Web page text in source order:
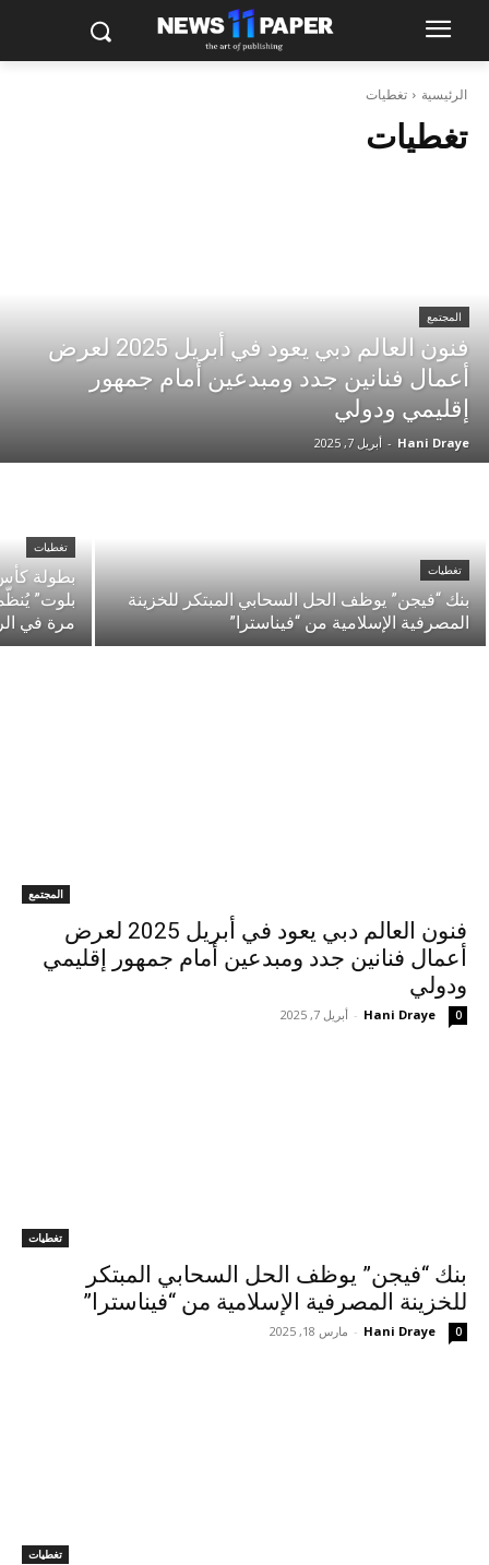
الرئيسية تغطيات
تغطيات
المجتمع
فنون العالم دبي يعود في أبريل 2025 لعرض
أعمال فنانين جدد ومبدعين أمام جمهور
إقليمي ودولي
Hani Draye
- أبريل 7, 2025
تغطيات
بنك “فيجن” يوظف الحل السحابي المبتكر للخزينة
المصرفية الإسلامية من “فيناسترا”
تغطيات
بطولة
بلوت”
مرة في
المجتمع
فنون العالم دبي يعود في أبريل 2025 لعرض
أعمال فنانين جدد ومبدعين أمام جمهور إقليمي
ودولي
Hani Draye
- أبريل 7, 2025 0
تغطيات
بنك “فيجن” يوظف الحل السحابي المبتكر
للخزينة المصرفية الإسلامية من “فيناسترا”
Hani Draye
- مارس 18, 2025 0
تغطيات